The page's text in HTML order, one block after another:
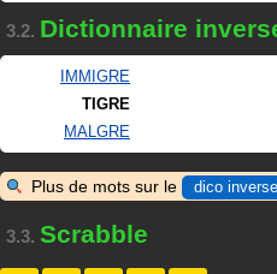
3.2. Dictionnaire
IMMIGRE
TIGRE
MALGRE
Plus de mots sur le dico inverse
3.3. Scrabble